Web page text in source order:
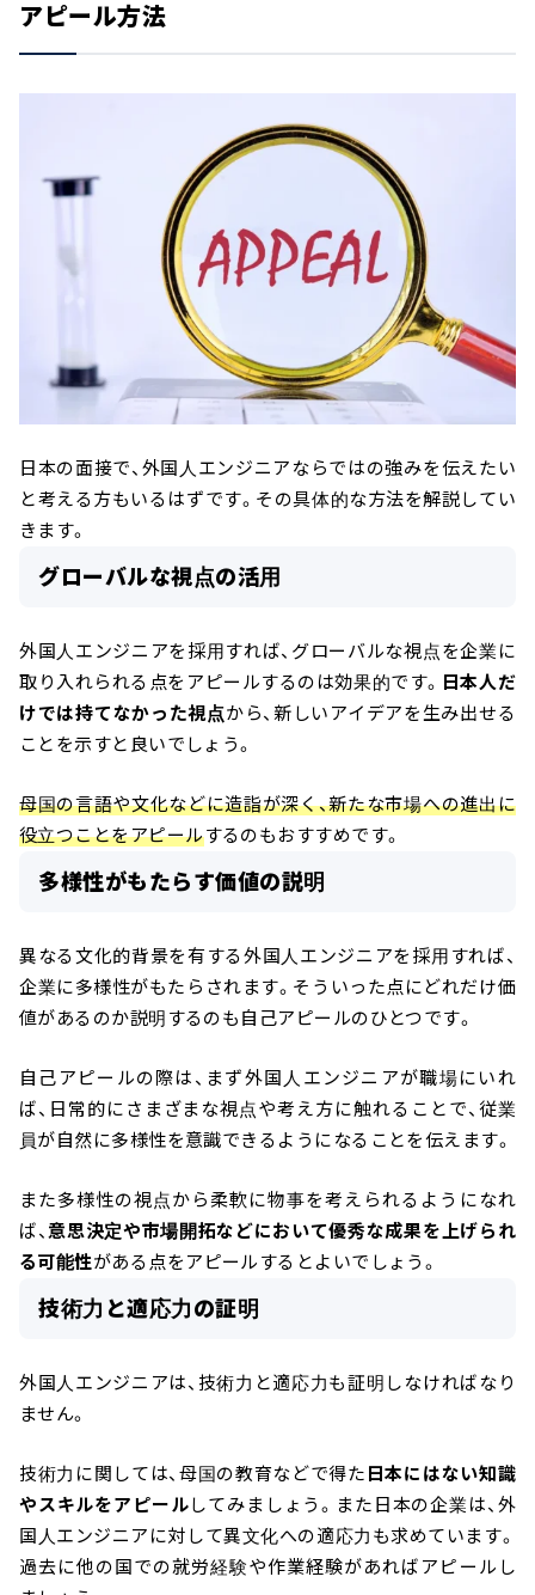
アピール方法
日本の面接で、外国人エンジニアならではの強みを伝えたい
と考える方もいるはずです。その具体的な方法を解説してい
きます。
グローバルな視点の活用
外国人エンジニアを採用すれば、グローバルな視点を企業に
取り入れられる点をアピールするのは効果的です。 日本人だ
けでは持てなかった視点から、新しいアイデアを生み出せる
ことを示すと良いでしょう。
母国の言語や文化などに造詣が深く、新たな市場への進出に
役立つことをアピールするのもおすすめです。
多様性がもたらす価値の説明
異なる文化的背景を有する外国人エンジニアを採用すれば、
企業に多様性がもたらされます。そういった点にどれだけ価
値があるのか説明するのも自己アピールのひとつです。
自己アピールの際は、まず外国人エンジニアが職場にいれ
ば、日常的にさまざまな視点や考え方に触れることで、従業
員が自然に多様性を意識できるようになることを伝えます。
また多様性の視点から柔軟に物事を考えられるようになれ
ば、意思決定や市場開拓などにおいて優秀な成果を上げられ
る可能性がある点をアピールするとよいでしょう。
技術力と適応力の証明
外国人エンジニアは、技術力と適応力も証明しなければなり
ません。
技術力に関しては、母国の教育などで得た 日本にはない知識
やスキルをアピールしてみましょう。また日本の企業は、外
国人エンジニアに対して異文化への適応力も求めています。
過去に他の国での就労経験や作業経験があればアピールし